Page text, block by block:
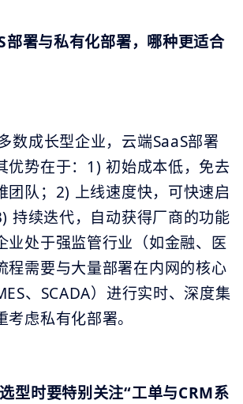
部署与私有化部署，哪种更适合
数成长型企业，云端SaaS部署
优势在于：1) 初始成本低，免去
团队；2) 上线速度快，可快速启
持续迭代，自动获得厂商的功能
业处于强监管行业（如金融、医
程需要与大量部署在内网的核心
、SCADA）进行实时、深度集
虑私有化部署。
型时要特别关注“工单与CRM系